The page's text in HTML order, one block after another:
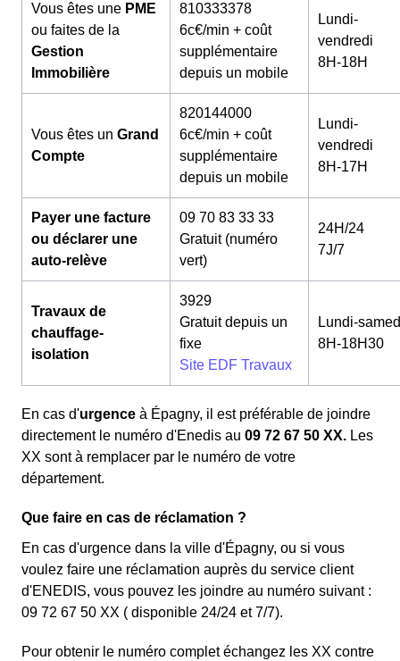
Vous êtes une PME
ou faites de la
Gestion
Immobilière
810333378
6c€/min + coût
supplémentaire
depuis un mobile
Lundi-
vendredi
8H-18H
Vous êtes un Grand
Compte
820144000
6c€/min + coût
supplémentaire
depuis un mobile
Lundi-
vendredi
8H-17H
Payer une facture
ou déclarer une
auto-relève
09 70 83 33 33
Gratuit (numéro
vert)
24H/24
7J/7
Travaux de
chauffage-
isolation
3929
Gratuit depuis un
fixe
Site EDF Travaux
Lundi-
8H-18H30
En cas d'urgence à Épagny, il est préférable de joindre
directement le numéro d'Enedis au 09 72 67 50 XX. Les
XX sont à remplacer par le numéro de votre
département.
Que faire en cas de réclamation ?
En cas d'urgence dans la ville d'Épagny, ou si vous
voulez faire une réclamation auprès du service client
d'ENEDIS, vous pouvez les joindre au numéro suivant :
09 72 67 50 XX ( disponible 24/24 et 7/7).
Pour obtenir le numéro complet échangez les XX contre